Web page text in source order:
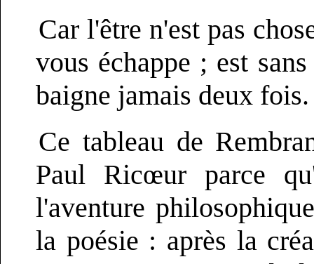
Car l'être n'est pas
vous échappe ; est
baigne jamais deux fois.
Ce tableau de
Paul Ricœur parce
l'aventure
la poésie : après la